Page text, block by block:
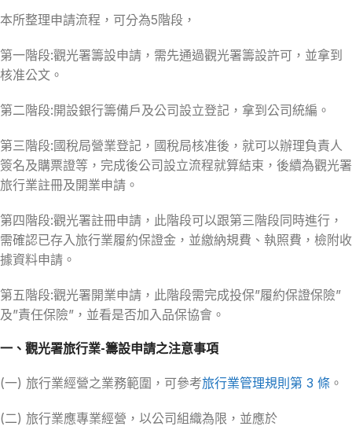
本所整理申請流程，可分為5階段，
第一階段:觀光署籌設申請，需先通過觀光署籌設許可，並拿到
核准公文。
第二階段:開設銀行籌備戶及公司設立登記，拿到公司統編。
第三階段:國稅局營業登記，國稅局核准後，就可以辦理負責人
簽名及購票證等，完成後公司設立流程就算結束，後續為觀光署
旅行業註冊及開業申請。
第四階段:觀光署註冊申請，此階段可以跟第三階段同時進行，
需確認已存入旅行業履約保證金，並繳納規費、執照費，檢附收
據資料申請。
第五階段:觀光署開業申請，此階段需完成投保”履約保證保險”
及”責任保險”，並看是否加入品保協會。
一、觀光署旅行業-籌設申請之注意事項
(一) 旅行業經營之業務範圍，可參考旅行業管理規則第 3 條 。
(二) 旅行業應專業經營，以公司組織為限，並應於